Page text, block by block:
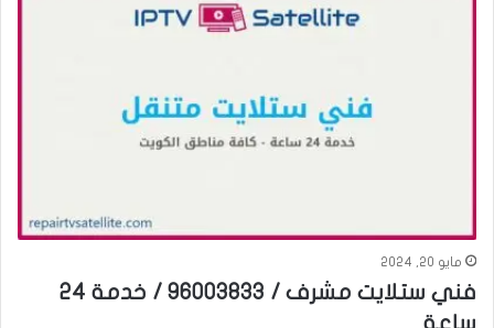
مايو 20, 2024
فني ستلايت مشرف / 96003833 / خدمة 24
ساعة